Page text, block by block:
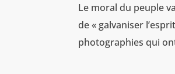
Le moral du peuple
de « galvaniser
photographies qui